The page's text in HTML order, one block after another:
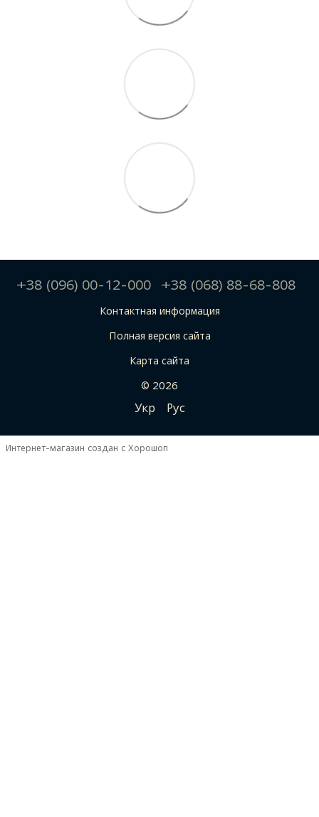
+38 (096) 00-12-000 +38 (068) 88-68-808
Контактная информация
Полная версия сайта
Карта сайта
© 2026
Укр Рус
Интернет-магазин создан с Хорошоп